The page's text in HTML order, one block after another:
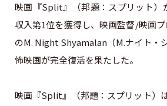
映画『Split』（邦題：スプリット）
収入第1位を獲得し、映画監督/映画
のM. Night Shyamalan（M.ナイト・
怖映画が完全復活を果たした。
映画『Split』（邦題：スプリット）